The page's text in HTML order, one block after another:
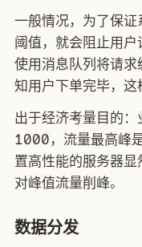
一般情况，为了保
阈值，就会阻止用
使用消息队列将请
知用户下单完毕，这
出于经济考量目的
1000，流量最高峰
置高性能的服务器
对峰值流量削峰。
数据分发